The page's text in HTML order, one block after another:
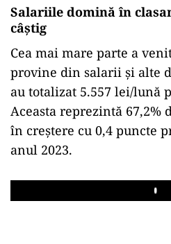
Salariile domină în
câștig
Cea mai mare parte a
provine din salarii și alte
au totalizat 5.557 lei/lună
Aceasta reprezintă
în creștere cu 0,4 puncte
anul 2023.